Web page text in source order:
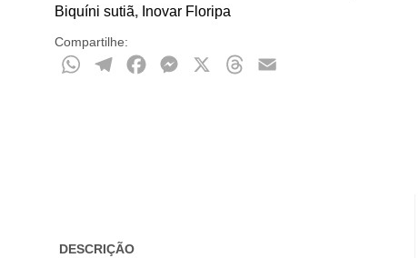
Biquíni sutiã, Inovar Floripa
Compartilhe:
WhatsAppTelegramFacebookMessenger Threads
DESCRIÇÃO